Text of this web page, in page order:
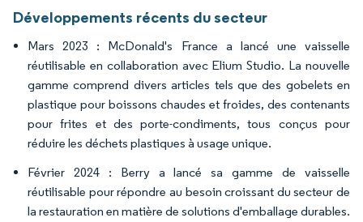
Développements récents du secteur
Mars 2023 : McDonald's France a lancé une vaisselle
réutilisable en collaboration avec Elium Studio. La nouvelle
gamme comprend divers articles tels que des gobelets en
plastique pour boissons chaudes et froides, des contenants
pour frites et des porte-condiments, tous conçus pour
réduire les déchets plastiques à usage unique.
Février 2024 : Berry a lancé sa gamme de vaisselle
réutilisable pour répondre au besoin croissant du secteur de
la restauration en matière de solutions d'emballage durables.